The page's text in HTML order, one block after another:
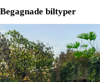
Begagnade biltyper